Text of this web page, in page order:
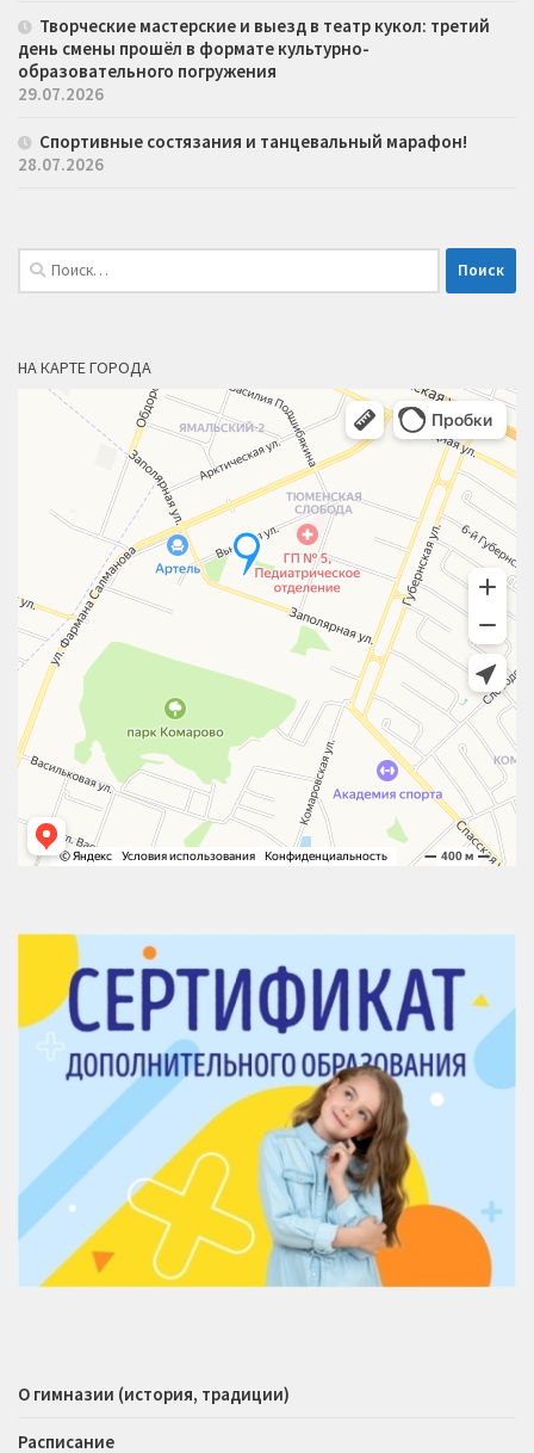
Творческие мастерские и выезд в театр кукол: третий
день смены прошёл в формате культурно-
образовательного погружения
29.07.2026
Спортивные состязания и танцевальный марафон!
28.07.2026
Найти:
НА КАРТЕ ГОРОДА
О гимназии (история, традиции)
Расписание